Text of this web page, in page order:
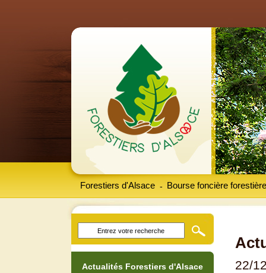
Forestiers d'Alsace Bourse foncière forestière
-
22/
Actualités Forestiers d'Alsace